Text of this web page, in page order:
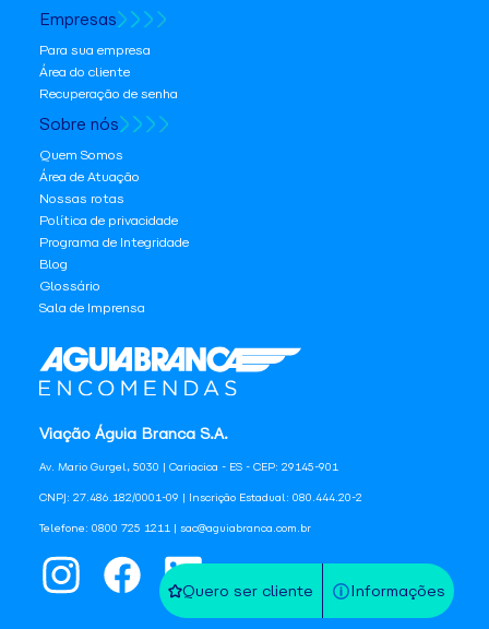
Quero ser cliente Informações
Viação Águia Branca S.A.
Av. Mario Gurgel, 5030 | Cariacica - ES - CEP: 29145-901
CNPJ: 27.486.182/0001-09 | Inscrição Estadual: 080.444.20-2
Telefone: 0800 725 1211 | sac@aguiabranca.com.br
Empresas
Para sua empresa
Área do cliente
Recuperação de senha
Sobre nós
Quem Somos
Área de Atuação
Nossas rotas
Política de privacidade
Programa de Integridade
Blog
Glossário
Sala de Imprensa